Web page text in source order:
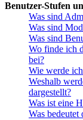
Benutzer-Stufen
Was sind
Was sind
Was sind
Wo finde ich
bei?
Wie werde
Weshalb
dargestellt?
Was ist eine
Was bedeutet